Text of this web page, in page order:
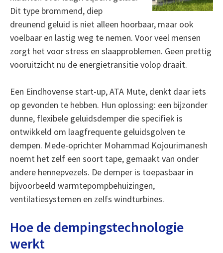
Dit type brommend, diep
dreunend geluid is niet alleen hoorbaar, maar ook
voelbaar en lastig weg te nemen. Voor veel mensen
zorgt het voor stress en slaapproblemen. Geen prettig
vooruitzicht nu de energietransitie volop draait.
Een Eindhovense start-up, ATA Mute, denkt daar iets
op gevonden te hebben. Hun oplossing: een bijzonder
dunne, flexibele geluidsdemper die specifiek is
ontwikkeld om laagfrequente geluidsgolven te
dempen. Mede-oprichter Mohammad Kojourimanesh
noemt het zelf een soort tape, gemaakt van onder
andere hennepvezels. De demper is toepasbaar in
bijvoorbeeld warmtepompbehuizingen,
ventilatiesystemen en zelfs windturbines.
Hoe de dempingstechnologie
werkt